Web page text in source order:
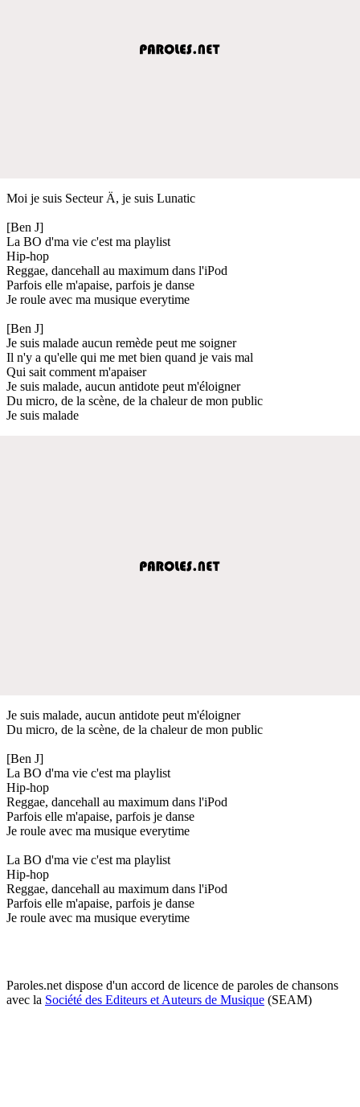
Moi je suis Secteur Ä, je suis Lunatic
[Ben J]
La BO d'ma vie c'est ma playlist
Hip-hop
Reggae, dancehall au maximum dans l'iPod
Parfois elle m'apaise, parfois je danse
Je roule avec ma musique everytime
[Ben J]
Je suis malade aucun remède peut me soigner
Il n'y a qu'elle qui me met bien quand je vais mal
Qui sait comment m'apaiser
Je suis malade, aucun antidote peut m'éloigner
Du micro, de la scène, de la chaleur de mon public
Je suis malade
Je suis malade, aucun antidote peut m'éloigner
Du micro, de la scène, de la chaleur de mon public
[Ben J]
La BO d'ma vie c'est ma playlist
Hip-hop
Reggae, dancehall au maximum dans l'iPod
Parfois elle m'apaise, parfois je danse
Je roule avec ma musique everytime
La BO d'ma vie c'est ma playlist
Hip-hop
Reggae, dancehall au maximum dans l'iPod
Parfois elle m'apaise, parfois je danse
Je roule avec ma musique everytime
Paroles.net dispose d'un accord de licence de paroles de chansons
avec la Société des Editeurs et Auteurs de Musique (SEAM)